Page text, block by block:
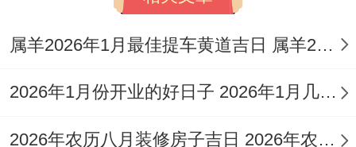
（星期三，農曆九月初五）
宜:結婚嫁娶、祭拜祭祀、祈福、生子求嗣、
鑽、安葬、作灶、整手足甲、補垣、除服、
属羊2026年1月最佳提车黄道吉日 属羊2026年1月哪天适合提车
2026年1月份开业的好日子 2026年1月几号适合开业
2026年农历八月装修房子吉日 2026年农历8月适合装修的日子